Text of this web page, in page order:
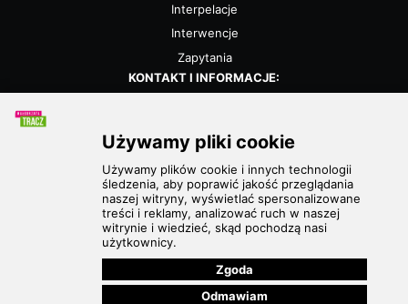
Interpelacje
Interwencje
Zapytania
KONTAKT I INFORMACJE:
Polityka prywatności
POLECANE STRONY:
Partia Zieloni
Stowarzyszenie Ostra Zieleń
European Greens
Greens/EFA
Global Greens